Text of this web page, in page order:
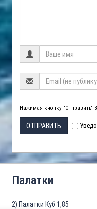
Нажимая кнопку "Отправить"
ОТПРАВИТЬ
Палатки
2) Палатки Куб 1,85